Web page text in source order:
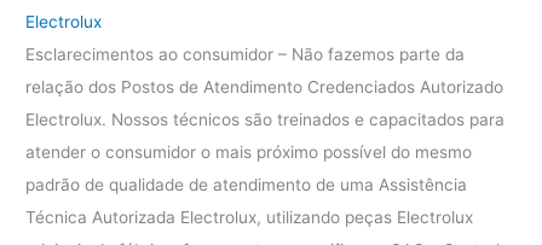
Electrolux
Esclarecimentos ao consumidor – Não fazemos parte da
relação dos Postos de Atendimento Credenciados Autorizado
Electrolux. Nossos técnicos são treinados e capacitados para
atender o consumidor o mais próximo possível do mesmo
padrão de qualidade de atendimento de uma Assistência
Técnica Autorizada Electrolux, utilizando peças Electrolux